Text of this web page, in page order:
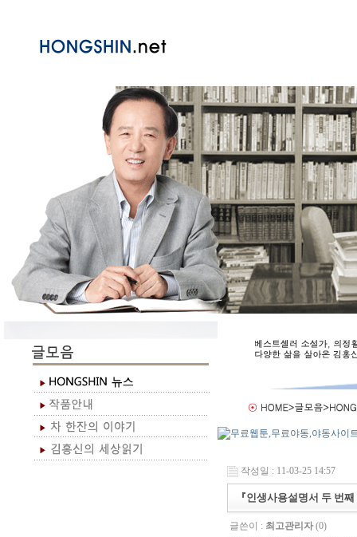
작성일 : 11-03-25 14:57
『인생사용설명서 두 번
글쓴이 : 최고관리자(0)